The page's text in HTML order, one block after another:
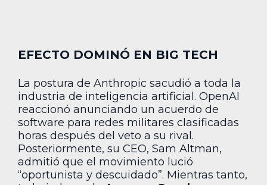
EFECTO DOMINÓ EN BIG TECH
La postura de Anthropic sacudió a toda la
industria de inteligencia artificial. OpenAI
reaccionó anunciando un acuerdo de
software para redes militares clasificadas
horas después del veto a su rival.
Posteriormente, su CEO, Sam Altman,
admitió que el movimiento lució
“oportunista y descuidado”. Mientras tanto,